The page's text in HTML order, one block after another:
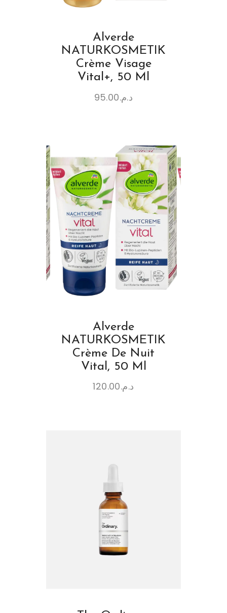
Alverde
NATURKOSMETIK
Crème Visage
Vital+, 50 Ml
د.م.95.00
Alverde
NATURKOSMETIK
Crème De Nuit
Vital, 50 Ml
د.م.120.00